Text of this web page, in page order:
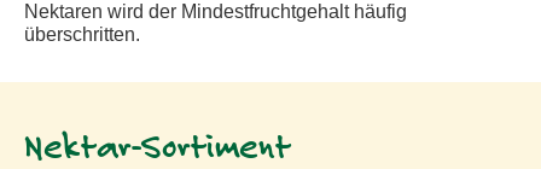
Nektaren wird der Mindestfruchtgehalt häufig
überschritten.
Nektar-Sortiment